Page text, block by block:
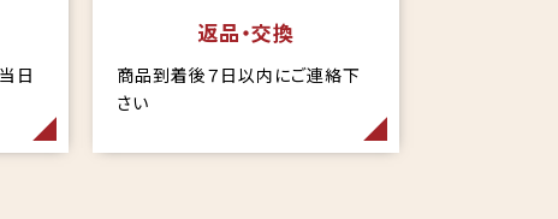
日
返品・交換
商品到着後７日以内にご連絡下
さい